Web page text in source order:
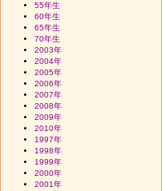
55年生
60年生
65年生
70年生
2003年
2004年
2005年
2006年
2007年
2008年
2009年
2010年
1997年
1998年
1999年
2000年
2001年